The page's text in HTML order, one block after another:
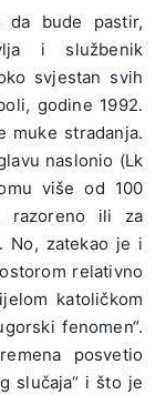
da bude pastir,
i službenik
svjestan svih
godine 1992.
muke stradanja.
naslonio (Lk
više od 100
razoreno ili za
No, zatekao je i
relativno
katoličkom
fenomen“.
posvetio
slučaja“ i što je